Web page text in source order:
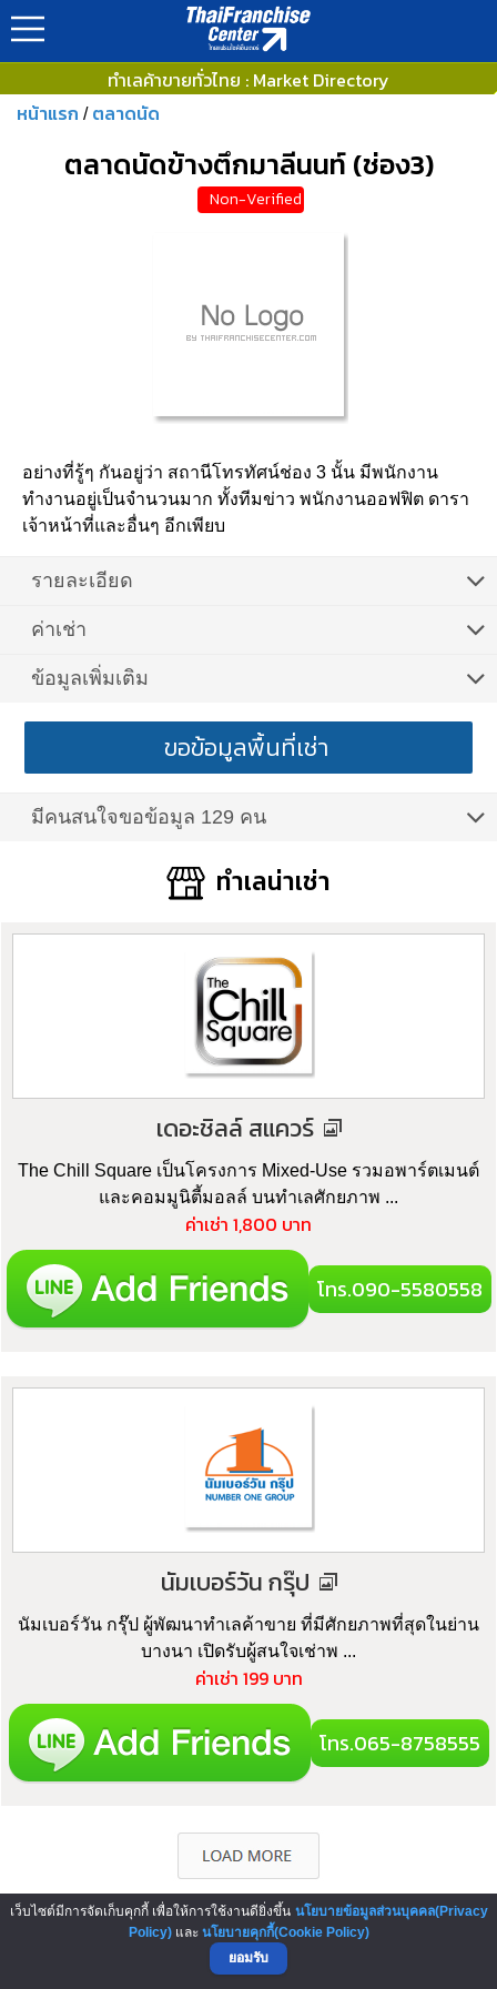
ทำเลค้าขายทั่วไทย : Market Directory
หน้าแรก / ตลาดนัด
ตลาดนัดข้างตึกมาลีนนท์ (ช่อง3)
Non-Verified
อย่างที่รู้ๆ กันอยู่ว่า สถานีโทรทัศน์ช่อง 3 นั้น มีพนักงาน
ทำงานอยู่เป็นจำนวนมาก ทั้งทีมข่าว พนักงานออฟฟิต ดารา
เจ้าหน้าที่และอื่นๆ อีกเพียบ
รายละเอียด
ค่าเช่า
ข้อมูลเพิ่มเติม
ขอข้อมูลพื้นที่เช่า
มีคนสนใจขอข้อมูล 129 คน
ทำเลน่าเช่า
เดอะชิลล์ สแควร์
The Chill Square เป็นโครงการ Mixed-Use รวมอพาร์ตเมนต์
และคอมมูนิตี้มอลล์ บนทำเลศักยภาพ ...
ค่าเช่า 1,800 บาท
โทร.090-5580558
นัมเบอร์วัน กรุ๊ป
นัมเบอร์วัน กรุ๊ป ผู้พัฒนาทำเลค้าขาย ที่มีศักยภาพที่สุดในย่าน
บางนา เปิดรับผู้สนใจเช่าพ ...
ค่าเช่า 199 บาท
โทร.065-8758555
▲ GO TO TOP
เว็บไซต์มีการจัดเก็บคุกกี้ เพื่อให้การใช้งานดียิ่งขึ้น นโยบายข้อมูลส่วนบุคคล(Privacy
Policy)และ นโยบายคุกกี้(Cookie Policy)
ยอมรับ